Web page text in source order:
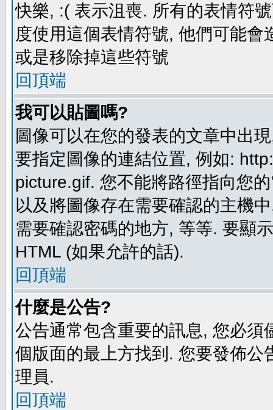
快樂, :( 表示沮喪. 所有的表情符
度使用這個表情符號, 他們可能
或是移除掉這些符號
回頂端
我可以貼圖嗎?
圖像可以在您的發表的文章中出
要指定圖像的連結位置, 例如:
picture.gif. 您不能將路徑指向您
以及將圖像存在需要確認的主機
需要確認密碼的地方, 等等. 要顯
HTML (如果允許的話).
回頂端
什麼是公告?
公告通常包含重要的訊息, 您必
個版面的最上方找到. 您要發佈
理員.
回頂端